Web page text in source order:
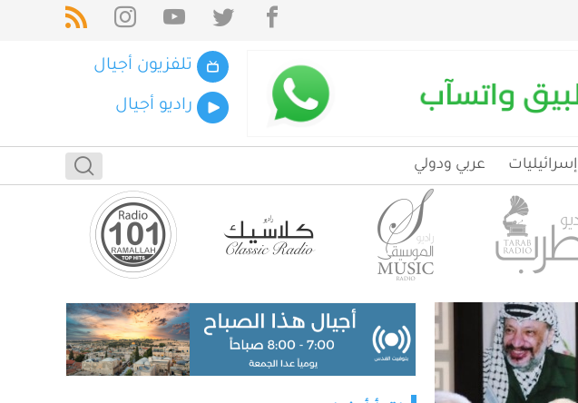
تلفزيون أجيال
راديو أجيال
إسرائيليات عربي ودولي